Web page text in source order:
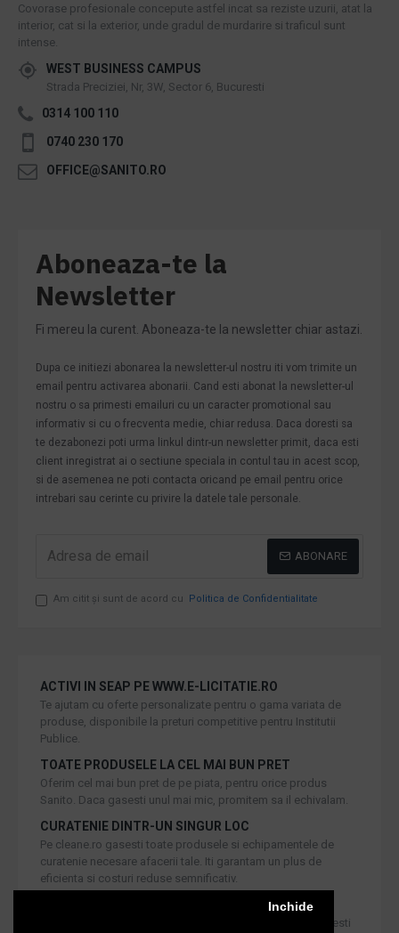
Inchide
Covorase profesionale concepute astfel incat sa reziste uzurii, atat la
interior, cat si la exterior, unde gradul de murdarire si traficul sunt
intense.
WEST BUSINESS CAMPUS
Strada Preciziei, Nr, 3W, Sector 6, Bucuresti
0314 100 110
0740 230 170
OFFICE@SANITO.RO
Aboneaza-te la
Newsletter
Fi mereu la curent. Aboneaza-te la newsletter chiar astazi.
Dupa ce initiezi abonarea la newsletter-ul nostru iti vom trimite un
email pentru activarea abonarii. Cand esti abonat la newsletter-ul
nostru o sa primesti emailuri cu un caracter promotional sau
informativ si cu o frecventa medie, chiar redusa. Daca doresti sa
te dezabonezi poti urma linkul dintr-un newsletter primit, daca esti
client inregistrat ai o sectiune speciala in contul tau in acest scop,
si de asemenea ne poti contacta oricand pe email pentru orice
intrebari sau cerinte cu privire la datele tale personale.
ABONARE
Am citit şi sunt de acord cu Politica de Confidentialitate
ACTIVI IN SEAP PE WWW.E-LICITATIE.RO
Te ajutam cu oferte personalizate pentru o gama variata de
produse, disponibile la preturi competitive pentru Institutii
Publice.
TOATE PRODUSELE LA CEL MAI BUN PRET
Oferim cel mai bun pret de pe piata, pentru orice produs
Sanito. Daca gasesti unul mai mic, promitem sa il echivalam.
CURATENIE DINTR-UN SINGUR LOC
Pe cleane.ro gasesti toate produsele si echipamentele de
curatenie necesare afacerii tale. Iti garantam un plus de
eficienta si costuri reduse semnificativ.
Iti oferim produse de cea mai inalta calitate, dar daca doresti